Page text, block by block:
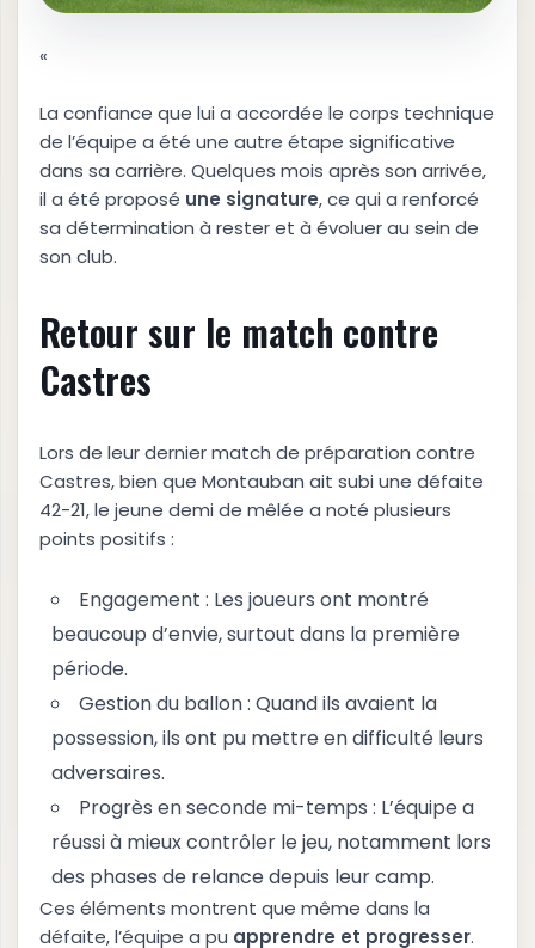
«
La confiance que lui a accordée le corps technique
de l’équipe a été une autre étape significative
dans sa carrière. Quelques mois après son arrivée,
il a été proposé une signature, ce qui a renforcé
sa détermination à rester et à évoluer au sein de
son club.
Retour sur le match contre
Castres
Lors de leur dernier match de préparation contre
Castres, bien que Montauban ait subi une défaite
42-21, le jeune demi de mêlée a noté plusieurs
points positifs :
Engagement : Les joueurs ont montré
beaucoup d’envie, surtout dans la première
période.
Gestion du ballon : Quand ils avaient la
possession, ils ont pu mettre en difficulté leurs
adversaires.
Progrès en seconde mi-temps : L’équipe a
réussi à mieux contrôler le jeu, notamment lors
des phases de relance depuis leur camp.
Ces éléments montrent que même dans la
défaite, l’équipe a pu apprendre et progresser.